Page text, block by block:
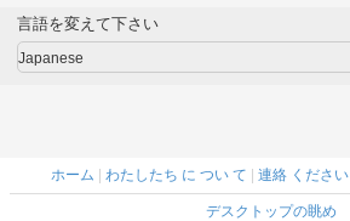
言語を変えて下さい
Japanese
ホーム わたしたち に つい て 連絡 ください
デスクトップの眺め